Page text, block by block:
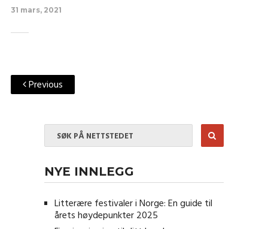
31 mars, 2021
Previous
NYE INNLEGG
Litterære festivaler i Norge: En guide til
årets høydepunkter 2025